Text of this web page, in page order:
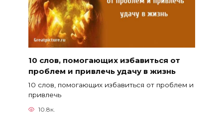
10 слов, помогающих избавиться от
проблем и привлечь удачу в жизнь
10 слов, помогающих избавиться от проблем и
привлечь
10.8к.